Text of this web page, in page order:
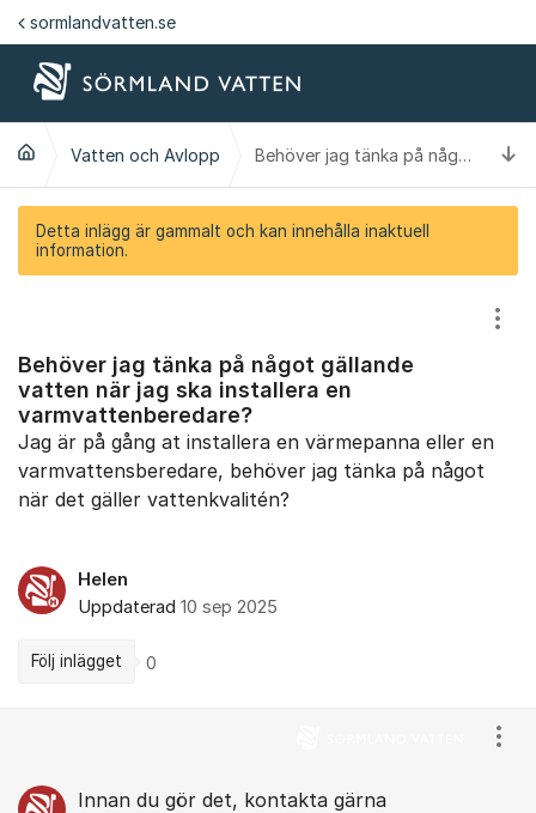
Hoppa till innehåll
sormlandvatten.se
Vatten och Avlopp Behöver jag tänka på något gällande vatten när jag ska installera en varmvattenberedare?
Detta inlägg är gammalt och kan innehålla inaktuell
information.
Behöver jag tänka på något gällande
vatten när jag ska installera en
varmvattenberedare?
Jag är på gång at installera en värmepanna eller en
varmvattensberedare, behöver jag tänka på något
när det gäller vattenkvalitén?
Helen
Uppdaterad 10 sep 2025
Följ inlägget 0
Innan du gör det, kontakta gärna